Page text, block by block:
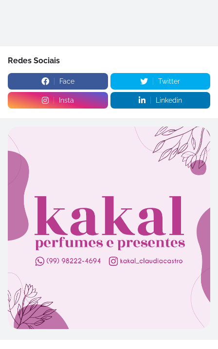
Redes Sociais
Face Twitter
Insta Linkedin